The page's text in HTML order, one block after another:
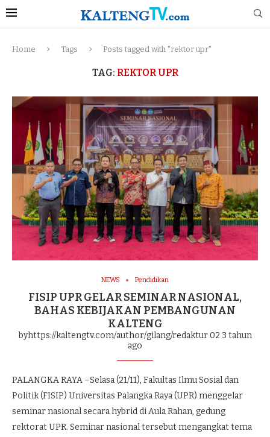
Home Tags Posts tagged with "rektor upr"
TAG: REKTOR UPR
NEWS Pendidikan
FISIP UPR GELAR SEMINAR NASIONAL,
BAHAS KEBIJAKAN PEMBANGUNAN
KALTENG
byhttps://kaltengtv.com/author/gilang/redaktur 02 3 tahun
ago
PALANGKA RAYA –Selasa (21/11), Fakultas Ilmu Sosial dan
Politik (FISIP) Universitas Palangka Raya (UPR) menggelar
seminar nasional secara hybrid di Aula Rahan, gedung
rektorat UPR. Seminar nasional tersebut mengangkat tema